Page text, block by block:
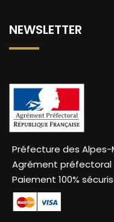
NEWSLETTER
Préfecture des Alpes-
Agrément préfectoral
Paiement 100%